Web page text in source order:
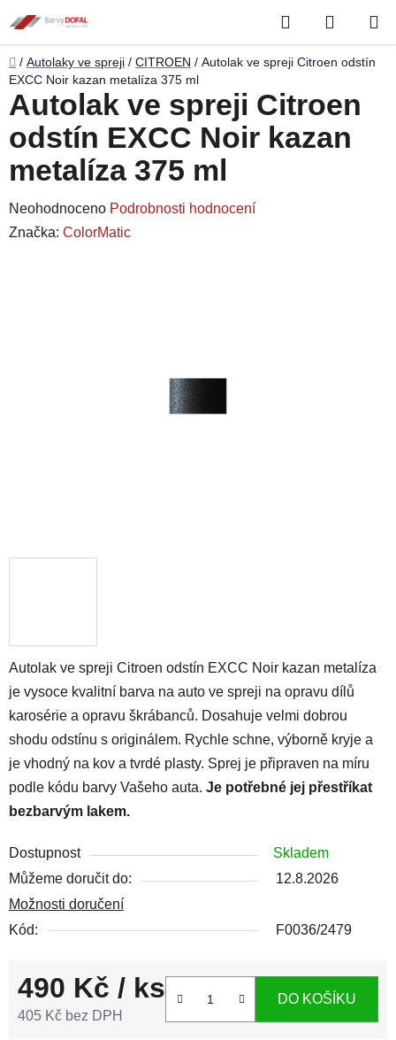
na
obsah
Hledat
KOŠÍK
Domů
/ Autolaky ve spreji / CITROEN / Autolak ve spreji Citroen odstín
EXCC Noir kazan metalíza 375 ml
Autolak ve spreji Citroen odstín EXCC Noir kazan metalíza
je vysoce kvalitní barva na auto ve spreji na opravu dílů
karosérie a opravu škrábanců. Dosahuje velmi dobrou
shodu odstínu s originálem. Rychle schne, výborně kryje a
je vhodný na kov a tvrdé plasty. Sprej je připraven na míru
podle kódu barvy Vašeho auta. Je potřebné jej přestříkat
bezbarvým lakem.
Dostupnost
Skladem
Můžeme doručit do:
12.8.2026
Možnosti doručení
Kód:
F0036/2479
490 Kč / ks
405 Kč bez DPH
DO KOŠÍKU
Autolak ve spreji Citroen
odstín EXCC Noir kazan
metalíza 375 ml
Průměrné
hodnocení
Neohodnoceno Podrobnosti hodnocení
Značka: ColorMatic